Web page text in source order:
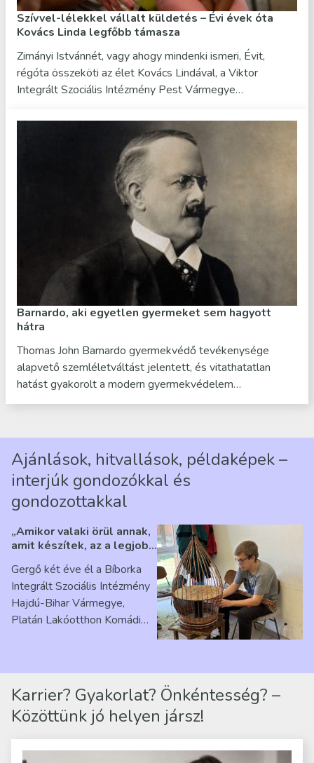
Szívvel-lélekkel vállalt küldetés – Évi évek óta
Kovács Linda legfőbb támasza
Zimányi Istvánnét, vagy ahogy mindenki ismeri, Évit,
régóta összeköti az élet Kovács Lindával, a Viktor
Integrált Szociális Intézmény Pest Vármegye…
Barnardo, aki egyetlen gyermeket sem hagyott
hátra
Thomas John Barnardo gyermekvédő tevékenysége
alapvető szemléletváltást jelentett, és vitathatatlan
hatást gyakorolt a modern gyermekvédelem…
Ajánlások, hitvallások, példaképek –
interjúk gondozókkal és
gondozottakkal
„Amikor valaki örül annak,
amit készítek, az a legjobb
Ribárszky Gergő ellátottal
Gergő két éve él a Bíborka
Integrált Szociális Intézmény
Hajdú-Bihar Vármegye,
Platán Lakóotthon Komádi
Karrier? Gyakorlat? Önkéntesség? –
Közöttünk jó helyen jársz!